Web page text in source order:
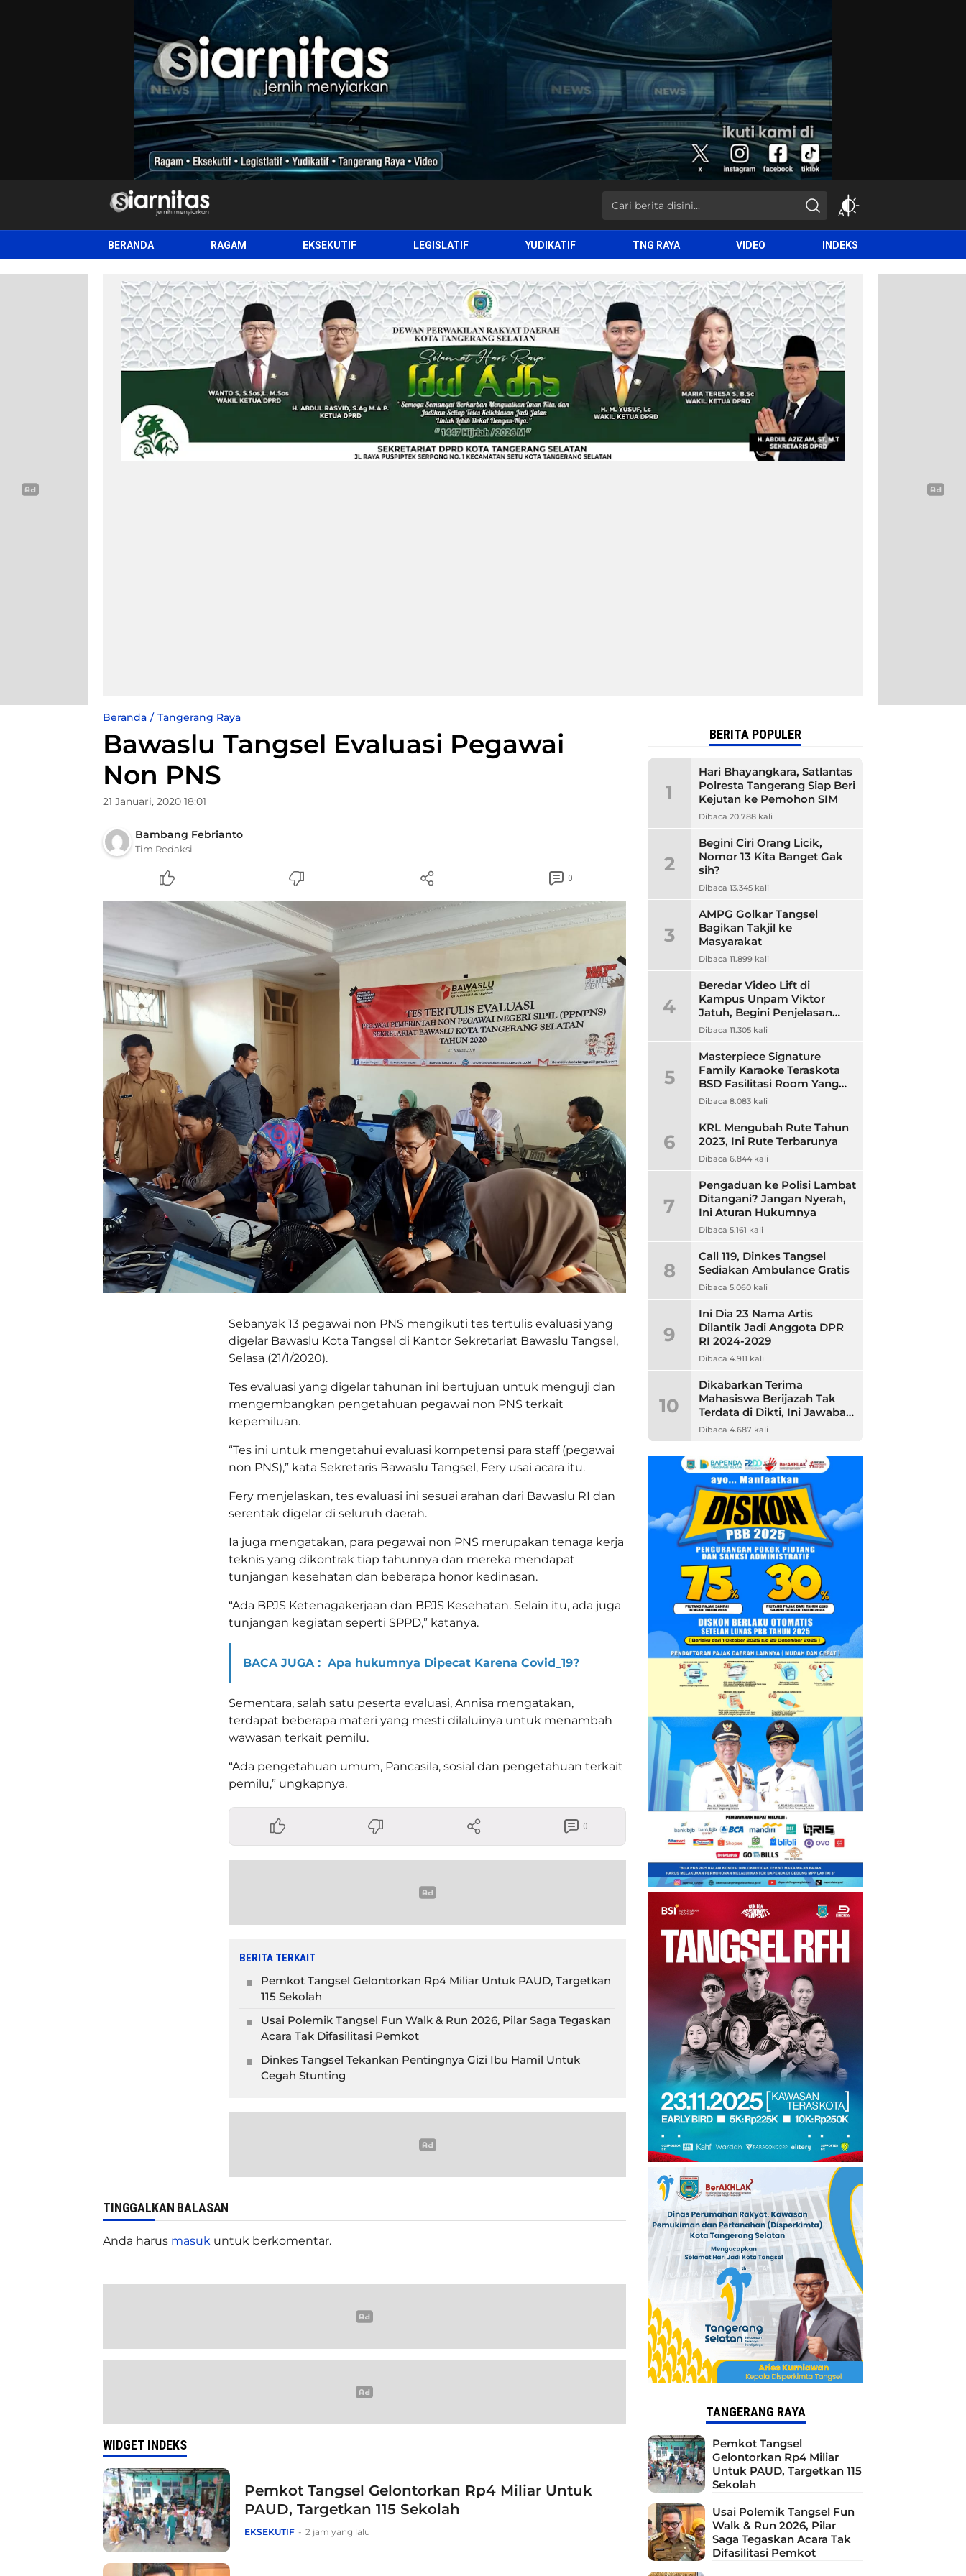
siarnitas
Jernih Menyiarkan
BERANDA RAGAM EKSEKUTIF LEGISLATIF YUDIKATIF TNG RAYA VIDEO INDEKS
Beranda Tangerang Raya
Bawaslu Tangsel Evaluasi Pegawai
Non PNS
21 Januari, 2020 18:01
Bambang Febrianto
Tim Redaksi
0
Sebanyak 13 pegawai non PNS mengikuti tes tertulis evaluasi yang
digelar Bawaslu Kota Tangsel di Kantor Sekretariat Bawaslu Tangsel,
Selasa (21/1/2020).
Tes evaluasi yang digelar tahunan ini bertujuan untuk menguji dan
mengembangkan pengetahuan pegawai non PNS terkait
kepemiluan.
“Tes ini untuk mengetahui evaluasi kompetensi para staff (pegawai
non PNS),” kata Sekretaris Bawaslu Tangsel, Fery usai acara itu.
Fery menjelaskan, tes evaluasi ini sesuai arahan dari Bawaslu RI dan
serentak digelar di seluruh daerah.
Ia juga mengatakan, para pegawai non PNS merupakan tenaga kerja
teknis yang dikontrak tiap tahunnya dan mereka mendapat
tunjangan kesehatan dan beberapa honor kedinasan.
“Ada BPJS Ketenagakerjaan dan BPJS Kesehatan. Selain itu, ada juga
tunjangan kegiatan seperti SPPD,” katanya.
BACA JUGA : Apa hukumnya Dipecat Karena Covid_19?
Sementara, salah satu peserta evaluasi, Annisa mengatakan,
terdapat beberapa materi yang mesti dilaluinya untuk menambah
wawasan terkait pemilu.
“Ada pengetahuan umum, Pancasila, sosial dan pengetahuan terkait
pemilu,” ungkapnya.
0
BERITA TERKAIT
Pemkot Tangsel Gelontorkan Rp4 Miliar Untuk PAUD, Targetkan
115 Sekolah
Usai Polemik Tangsel Fun Walk & Run 2026, Pilar Saga Tegaskan
Acara Tak Difasilitasi Pemkot
Dinkes Tangsel Tekankan Pentingnya Gizi Ibu Hamil Untuk
Cegah Stunting
TINGGALKAN BALASAN
Anda harus masuk untuk berkomentar.
WIDGET INDEKS
Pemkot Tangsel Gelontorkan Rp4 Miliar Untuk
PAUD, Targetkan 115 Sekolah
EKSEKUTIF 2 jam yang lalu
BERITA POPULER
1
Hari Bhayangkara, Satlantas
Polresta Tangerang Siap Beri
Kejutan ke Pemohon SIM
Dibaca 20.788 kali
2
Begini Ciri Orang Licik,
Nomor 13 Kita Banget Gak
sih?
Dibaca 13.345 kali
3
AMPG Golkar Tangsel
Bagikan Takjil ke
Masyarakat
Dibaca 11.899 kali
4
Beredar Video Lift di
Kampus Unpam Viktor
Jatuh, Begini Penjelasan
Rektor Unpam
Dibaca 11.305 kali
5
Masterpiece Signature
Family Karaoke Teraskota
BSD Fasilitasi Room Yang
Nyaman dan Harga
Dibaca 8.083 kali
6
KRL Mengubah Rute Tahun
2023, Ini Rute Terbarunya
Dibaca 6.844 kali
7
Pengaduan ke Polisi Lambat
Ditangani? Jangan Nyerah,
Ini Aturan Hukumnya
Dibaca 5.161 kali
8
Call 119, Dinkes Tangsel
Sediakan Ambulance Gratis
Dibaca 5.060 kali
9
Ini Dia 23 Nama Artis
Dilantik Jadi Anggota DPR
RI 2024-2029
Dibaca 4.911 kali
10
Dikabarkan Terima
Mahasiswa Berijazah Tak
Terdata di Dikti, Ini Jawaban
Unpam
Dibaca 4.687 kali
TANGERANG RAYA
Pemkot Tangsel
Gelontorkan Rp4 Miliar
Untuk PAUD, Targetkan 115
Sekolah
Usai Polemik Tangsel Fun
Walk & Run 2026, Pilar
Saga Tegaskan Acara Tak
Difasilitasi Pemkot